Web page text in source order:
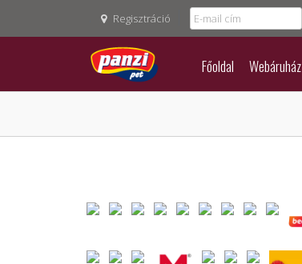
Regisztráció
Főoldal Webáruház